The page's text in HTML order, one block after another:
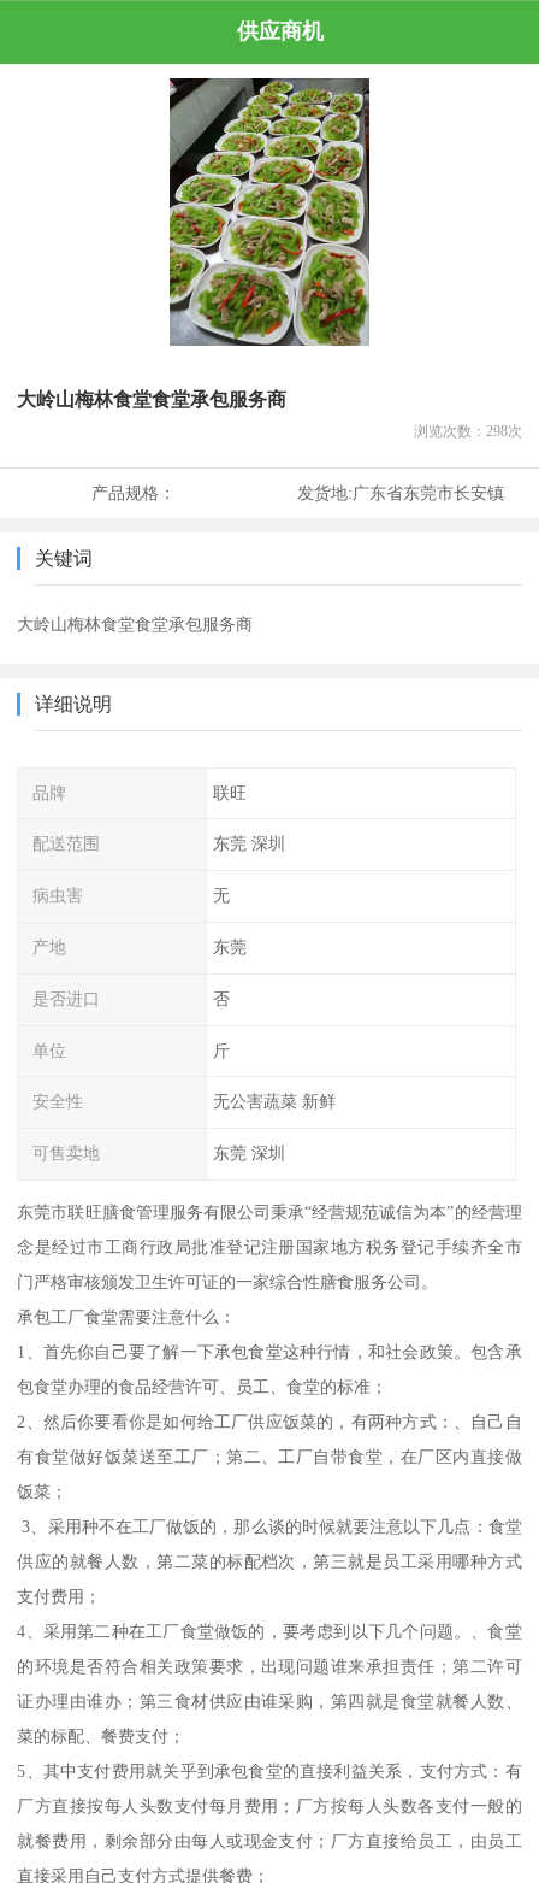
供应商机
大岭山梅林食堂食堂承包服务商
浏览次数： 298次
产品规格： 发货地:广东省东莞市长安镇
关键词
大岭山梅林食堂食堂承包服务商
详细说明
品牌 联旺
配送范围 东莞 深圳
病虫害 无
产地 东莞
是否进口 否
单位 斤
安全性 无公害蔬菜 新鲜
可售卖地 东莞 深圳
东莞市联旺膳食管理服务有限公司秉承“经营规范诚信为本”的经营理
念是经过市工商行政局批准登记注册国家地方税务登记手续齐全市
门严格审核颁发卫生许可证的一家综合性膳食服务公司。
承包工厂食堂需要注意什么：
1、首先你自己要了解一下承包食堂这种行情，和社会政策。包含承
包食堂办理的食品经营许可、员工、食堂的标准；
2、然后你要看你是如何给工厂供应饭菜的，有两种方式：、自己自
有食堂做好饭菜送至工厂；第二、工厂自带食堂，在厂区内直接做
饭菜；
3、采用种不在工厂做饭的，那么谈的时候就要注意以下几点：食堂
供应的就餐人数，第二菜的标配档次，第三就是员工采用哪种方式
支付费用；
4、采用第二种在工厂食堂做饭的，要考虑到以下几个问题。、食堂
的环境是否符合相关政策要求，出现问题谁来承担责任；第二许可
证办理由谁办；第三食材供应由谁采购，第四就是食堂就餐人数、
菜的标配、餐费支付；
5、其中支付费用就关乎到承包食堂的直接利益关系，支付方式：有
厂方直接按每人头数支付每月费用；厂方按每人头数各支付一般的
就餐费用，剩余部分由每人或现金支付；厂方直接给员工，由员工
直接采用自己支付方式提供餐费；